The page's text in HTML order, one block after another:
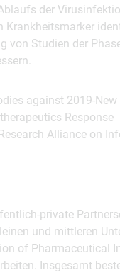
der
Krankheitsmarker
von Studien der
against 2019-New
Response
Alliance on
private
und mittleren
of Pharmaceutical
Insgesamt